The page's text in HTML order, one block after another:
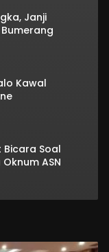
Janji
Kawal
Soal
ASN